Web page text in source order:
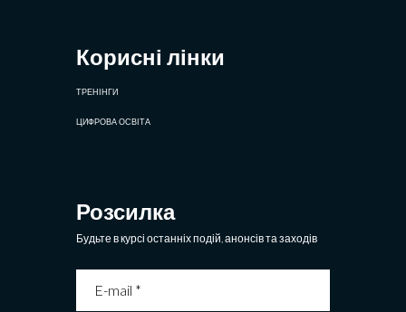
Корисні лінки
ТРЕНІНГИ
ЦИФРОВА ОСВІТА
Розсилка
Будьте в курсі останніх подій, анонсів та заходів